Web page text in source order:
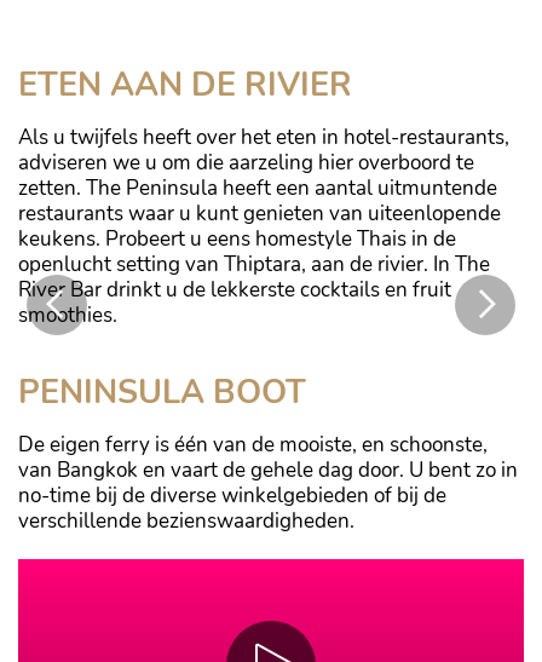
ETEN AAN DE RIVIER
Als u twijfels heeft over het eten in hotel-restaurants,
adviseren we u om die aarzeling hier overboord te
zetten. The Peninsula heeft een aantal uitmuntende
restaurants waar u kunt genieten van uiteenlopende
keukens. Probeert u eens homestyle Thais in de
openlucht setting van Thiptara, aan de rivier. In The
River Bar drinkt u de lekkerste cocktails en fruit
smoothies.
The Peninsula ligt direct aan de rivier
PENINSULA BOOT
De eigen ferry is één van de mooiste, en schoonste,
van Bangkok en vaart de gehele dag door. U bent zo in
no-time bij de diverse winkelgebieden of bij de
verschillende bezienswaardigheden.